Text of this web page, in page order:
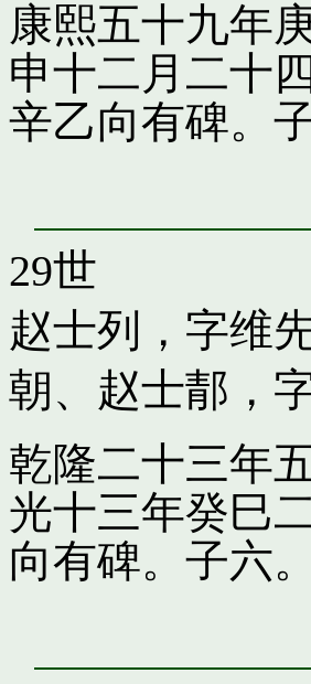
康熙五十九年
申十二月二十
辛乙向有碑。
29世
赵士列，字维
朝 、 赵士郬，
乾隆二十三年
光十三年癸巳
向有碑。子六。